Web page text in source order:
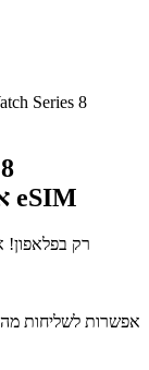
אפל ווטש 8 תומך eSIM
רק
​אפשרות לשליחות